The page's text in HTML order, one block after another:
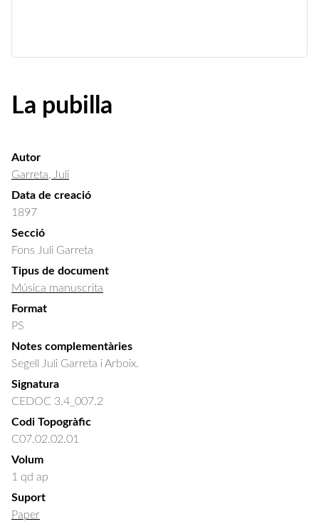
La pubilla
Autor
Garreta, Juli
Data de creació
1897
Secció
Fons Juli Garreta
Tipus de document
Música manuscrita
Format
PS
Notes complementàries
Segell Juli Garreta i Arboix.
Signatura
CEDOC 3.4_007.2
Codi Topogràfic
C07.02.02.01
Volum
1 qd ap
Suport
Paper